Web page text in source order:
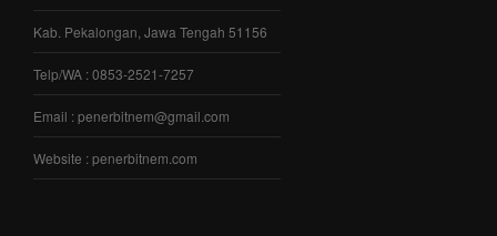
Kab. Pekalongan, Jawa Tengah 51156
Telp/WA : 0853-2521-7257
Email : penerbitnem@gmail.com
Website : penerbitnem.com